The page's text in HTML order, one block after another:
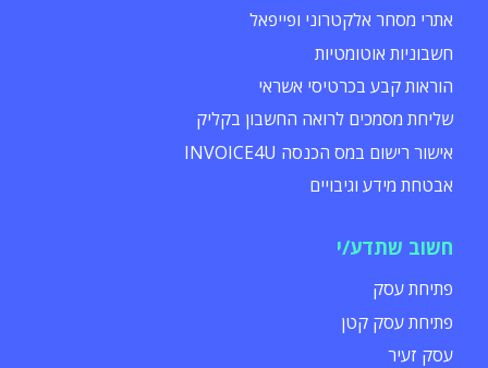
אתרי מסחר אלקטרוני ופייפאל
חשבוניות אוטומטיות
הוראות קבע בכרטיסי אשראי
שליחת מסמכים לרואה החשבון בקליק
אישור רישום במס הכנסה INVOICE4U
אבטחת מידע וגיבויים
חשוב שתדע/י
פתיחת עסק
פתיחת עסק קטן
עסק זעיר